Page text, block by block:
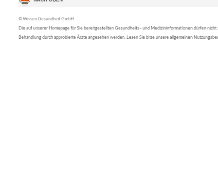
© Wissen Gesundheit GmbH
Die auf unserer Homepage für Sie bereitgestellten Gesundheits– und Medizininformationen dürfen nicht
Behandlung durch approbierte Ärzte angesehen werden. Lesen Sie bitte unsere allgemeinen